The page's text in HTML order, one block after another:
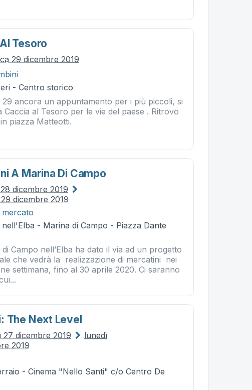
Tesoro
29 dicembre 2019
- Centro storico
29 ancora un appuntamento per i più piccoli, si
Caccia al Tesoro per le vie del paese . Ritrovo
piazza Matteotti.
A Marina Di Campo
dicembre 2019
dicembre 2019
nell'Elba - Marina di Campo - Piazza Dante
Campo nell’Elba ha dato il via ad un progetto
che vedrà la realizzazione di mercatini nei
settimana, fino al 30 aprile 2020. Ci saranno
The Next Level
27 dicembre 2019
lunedì
2019
- Cinema "Nello Santi" c/o Centro De